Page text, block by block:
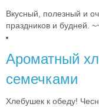
Вкусный, полезный и
праздников и будней.
Ароматный
семечками
Хлебушек к обеду!